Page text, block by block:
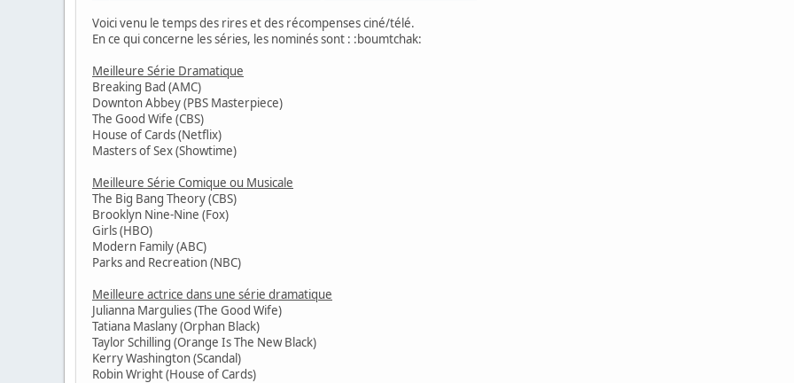
Voici venu le temps des rires et des récompenses ciné/télé.
En ce qui concerne les séries, les nominés sont : :boumtchak:
Meilleure Série Dramatique
Breaking Bad (AMC)
Downton Abbey (PBS Masterpiece)
The Good Wife (CBS)
House of Cards (Netflix)
Masters of Sex (Showtime)
Meilleure Série Comique ou Musicale
The Big Bang Theory (CBS)
Brooklyn Nine-Nine (Fox)
Girls (HBO)
Modern Family (ABC)
Parks and Recreation (NBC)
Meilleure actrice dans une série dramatique
Julianna Margulies (The Good Wife)
Tatiana Maslany (Orphan Black)
Taylor Schilling (Orange Is The New Black)
Kerry Washington (Scandal)
Robin Wright (House of Cards)